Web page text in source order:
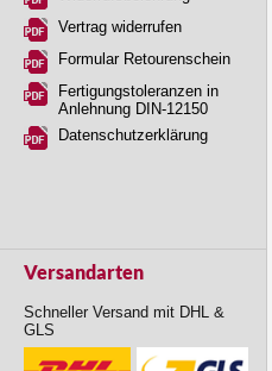
Vertrag widerrufen
Formular Retourenschein
Fertigungstoleranzen in
Anlehnung DIN-12150
Datenschutzerklärung
Versandarten
Schneller Versand mit DHL &
GLS